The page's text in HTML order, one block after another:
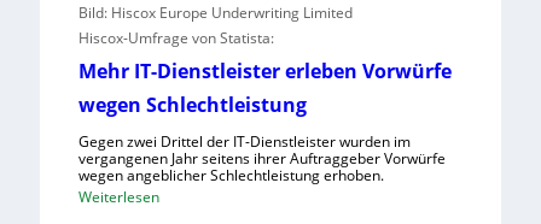
Bild: Hiscox Europe Underwriting Limited
Hiscox-Umfrage von Statista:
Mehr IT-Dienstleister erleben Vorwürfe
wegen Schlechtleistung
Gegen zwei Drittel der IT-Dienstleister wurden im
vergangenen Jahr seitens ihrer Auftraggeber Vorwürfe
wegen angeblicher Schlechtleistung erhoben.
Weiterlesen: